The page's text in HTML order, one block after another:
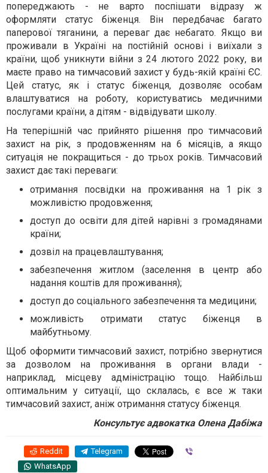
попереджають - не варто поспішати відразу ж
оформляти статус біженця. Він передбачає багато
паперової тяганини, а переваг дає небагато. Якщо ви
проживали в Україні на постійній основі і виїхали з
країни, щоб уникнути війни з 24 лютого 2022 року, ви
маєте право на тимчасовий захист у будь-якій країні ЄС.
Цей статус, як і статус біженця, дозволяє особам
влаштуватися на роботу, користуватись медичними
послугами країни, а дітям - відвідувати школу.
На теперішній час прийнято рішення про тимчасовий
захист на рік, з продовженням на 6 місяців, а якщо
ситуація не покращиться - до трьох років. Тимчасовий
захист дає такі переваги:
отримання посвідки на проживання на 1 рік з
можливістю продовження;
доступ до освіти для дітей нарівні з громадянами
країни;
дозвіл на працевлаштування;
забезпечення житлом (заселення в центр або
надання коштів для проживання);
доступ до соціального забезпечення та медицини;
можливість отримати статус біженця в
майбутньому.
Щоб оформити тимчасовий захист, потрібно звернутися
за дозволом на проживання в органи влади -
наприклад, місцеву адміністрацію тощо. Найбільш
оптимальним у ситуації, що склалась, є все ж таки
тимчасовий захист, аніж отримання статусу біженця.
Консультує адвокатка Олена Дабіжа
Reddit Telegram
WhatsApp